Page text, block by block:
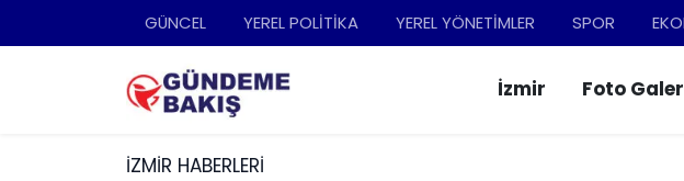
GÜNCEL YEREL POLİTİKA YEREL YÖNETİMLER SPOR
İzmir Foto
İZMIR HABERLERI
Ankara
Nöbetçi Eczaneler